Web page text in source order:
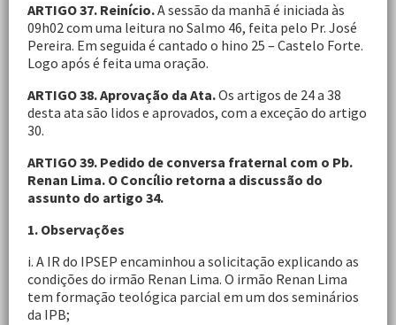
ARTIGO 37. Reinício.A sessão da manhã é iniciada às
09h02 com uma leitura no Salmo 46, feita pelo Pr. José
Pereira. Em seguida é cantado o hino 25 – Castelo Forte.
Logo após é feita uma oração.
ARTIGO 38.Aprovação da Ata.Os artigos de 24 a 38
desta ata são lidos e aprovados, com a exceção do artigo
30.
ARTIGO 39. Pedido de conversa fraternal com o Pb.
Renan Lima. O Concílio retorna a discussão do
assunto do artigo 34.
1. Observações
i. A IR do IPSEP encaminhou a solicitação explicando as
condições do irmão Renan Lima. O irmão Renan Lima
tem formação teológica parcial em um dos seminários
da IPB;